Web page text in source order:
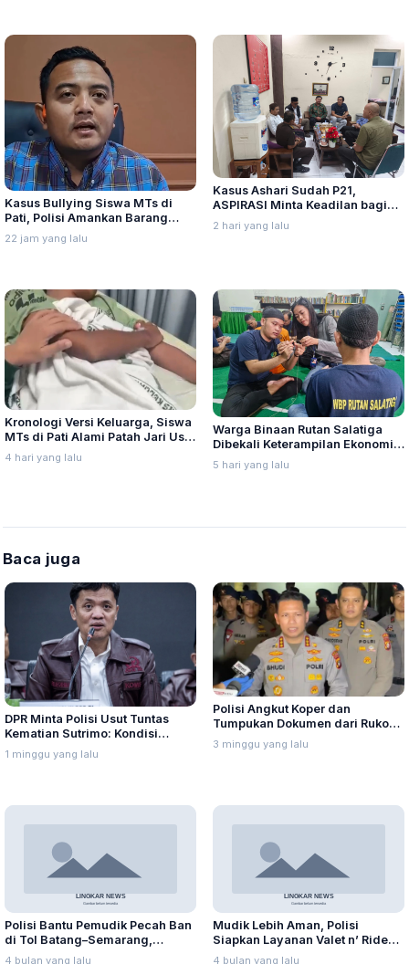
Kasus Bullying Siswa MTs di
Pati, Polisi Amankan Barang
Bukti dan Periksa Saksi
22 jam yang lalu
Kasus Ashari Sudah P21,
ASPIRASI Minta Keadilan bagi
Korban
2 hari yang lalu
Kronologi Versi Keluarga, Siswa
MTs di Pati Alami Patah Jari Usai
Diduga Jadi Korban Bullying
4 hari yang lalu
Warga Binaan Rutan Salatiga
Dibekali Keterampilan Ekonomi
Kreatif
5 hari yang lalu
Baca juga
DPR Minta Polisi Usut Tuntas
Kematian Sutrimo: Kondisi
Jenazah Mirip Keracunan
1 minggu yang lalu
Polisi Angkut Koper dan
Tumpukan Dokumen dari Ruko
Cipete dalam Pengusutan
Korupsi Raksasa
3 minggu yang lalu
Polisi Bantu Pemudik Pecah Ban
di Tol Batang–Semarang,
Respons Cepat Polres Kendal
4 bulan yang lalu
Mudik Lebih Aman, Polisi
Siapkan Layanan Valet n’ Ride
untuk Angkut Pemudik dan Motor
4 bulan yang lalu